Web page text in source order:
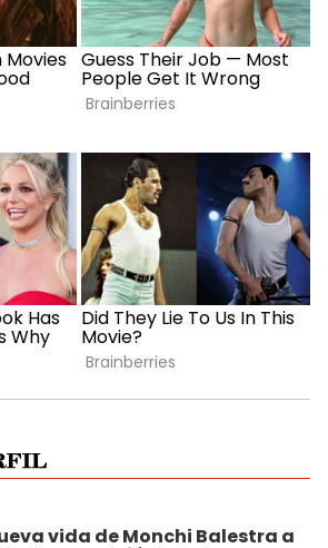
vida de Monchi Balestra a